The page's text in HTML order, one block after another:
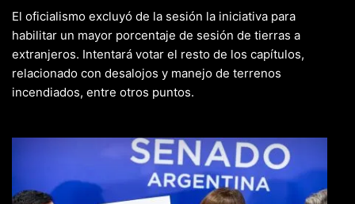
El oficialismo excluyó de la sesión la iniciativa para
habilitar un mayor porcentaje de sesión de tierras a
extranjeros. Intentará votar el resto de los capítulos,
relacionado con desalojos y manejo de terrenos
incendiados, entre otros puntos.